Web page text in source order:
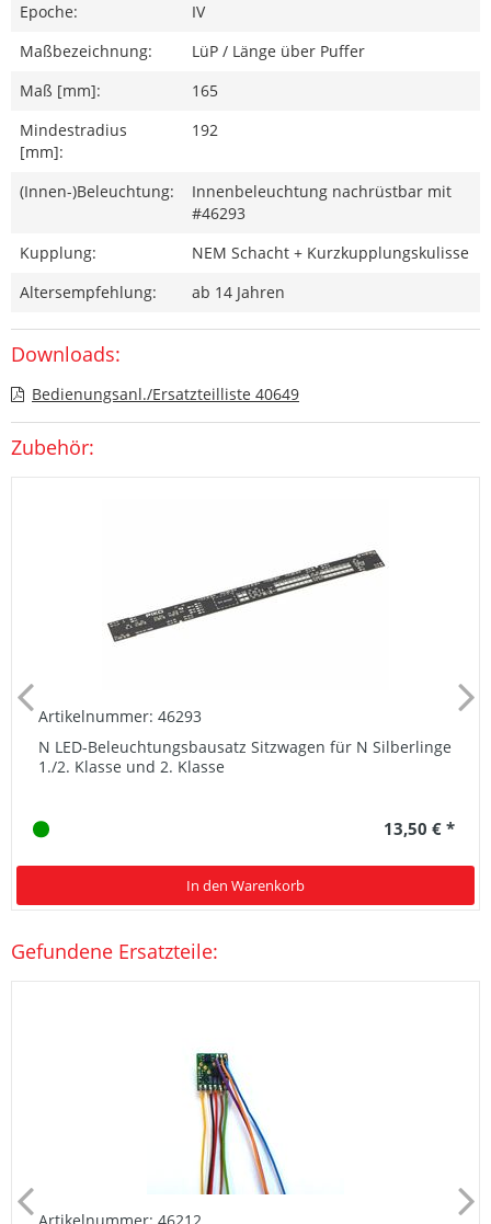
Epoche:
IV
Maßbezeichnung:
LüP / Länge über Puffer
Maß [mm]:
165
Mindestradius
[mm]:
192
(Innen-)Beleuchtung:
Innenbeleuchtung nachrüstbar mit
#46293
Kupplung:
NEM Schacht + Kurzkupplungskulisse
Altersempfehlung:
ab 14 Jahren
Downloads:
Bedienungsanl./Ersatzteilliste 40649
Zubehör:
Artikelnummer: 46293
N LED-Beleuchtungsbausatz Sitzwagen für N Silberlinge
1./2. Klasse und 2. Klasse
13,50 € *
In den Warenkorb
Gefundene Ersatzteile: